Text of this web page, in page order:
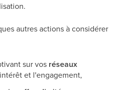
autres actions à considérer
sur vos réseaux
et l'engagement,